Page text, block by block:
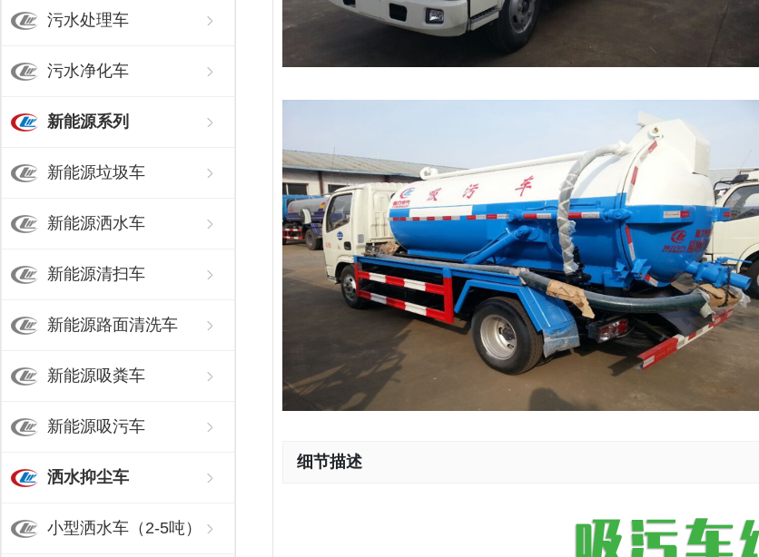
污水处理车
污水净化车
新能源系列
新能源垃圾车
新能源洒水车
新能源清扫车
新能源路面清洗车
新能源吸粪车
新能源吸污车
洒水抑尘车
小型洒水车（2-5吨）
细节描述